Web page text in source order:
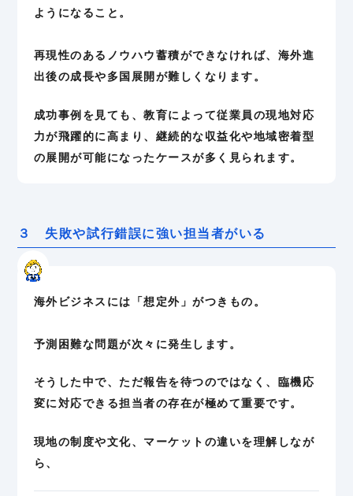
ようになること。
再現性のあるノウハウ蓄積ができなければ、海外進
出後の成長や多国展開が難しくなります。
成功事例を見ても、教育によって従業員の現地対応
力が飛躍的に高まり、継続的な収益化や地域密着型
の展開が可能になったケースが多く見られます。
３ 失敗や試行錯誤に強い担当者がいる
海外ビジネスには「想定外」がつきもの。
予測困難な問題が次々に発生します。
そうした中で、ただ報告を待つのではなく、臨機応
変に対応できる担当者の存在が極めて重要です。
現地の制度や文化、マーケットの違いを理解しなが
ら、